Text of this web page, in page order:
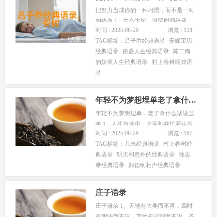
把努力当成你的一种习惯，而不是一时
的热血 1、生命太短，没留时间给遗
憾。若不是终点，请微笑一直向前。
2、生命从来不是公平的，得到多少，便
要靠那个多少做到最好，努力的生活下
去。 3、你可以随时转身，但是不能一
直后退。 4、修己，以清心为要。...
时间 : 2025-08-29
浏览 : 118
TAG标签： 吕子乔经典语录 安妮宝贝
经典语录
路遥人生经典语录 陈二狗
的妖孽人生经典语录 村上春树经典语
录
年轻不为梦想埋单老了拿什么话说当年
年轻不为梦想埋单，老了拿什么话说当
年 1、人生旅途中，大家都在忙着认识
各种人，以为这是在丰富生命。可最有
价值的遇见，是在某一瞬间，重遇了自
己，那一刻你才会懂：走遍世界，也不
过是为了找到一条走回内心的路。 2、
时间 : 2025-08-29
浏览 : 167
TAG标签： 几米经典语录 村上春树经
典语录
明天和意外的经典语录 徐志
摩经典语录 郭德纲相声经典语录
庄子语录
庄子语录 1、天地有大美而不言，四时